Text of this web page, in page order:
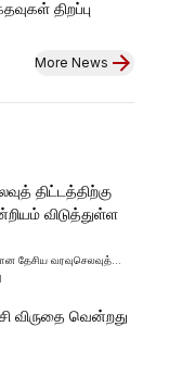
திறப்பு
More News
திட்டத்திற்கு
விடுத்துள்ள
தேசிய வரவுசெலவுத்
உள்வாங்குகையை
நபர்கள் பற்றிய
வென்றது